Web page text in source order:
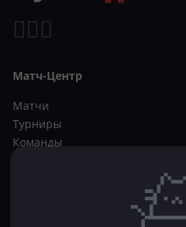
Матч-Центр
Матчи
Турниры
Команды